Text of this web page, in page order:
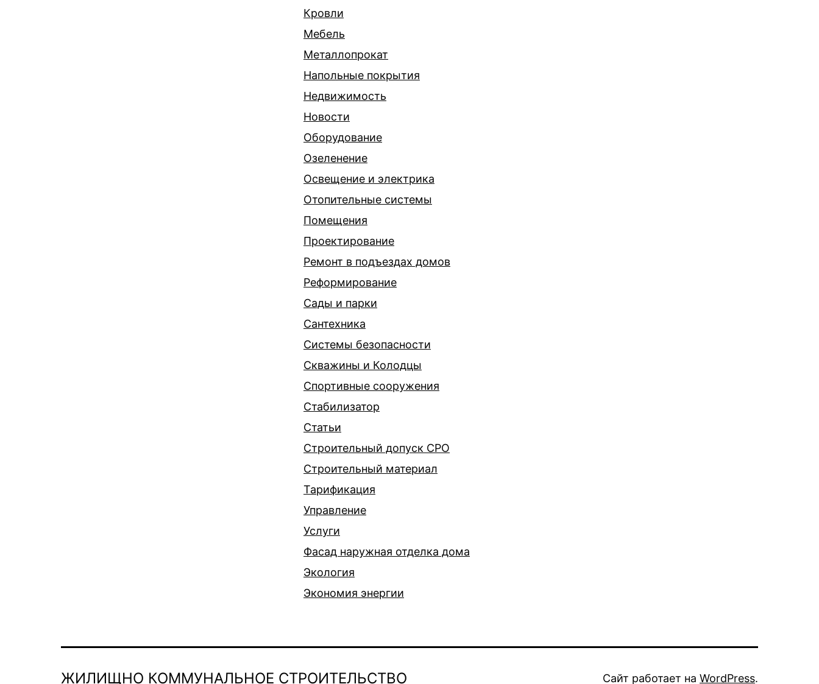
Кровли
Мебель
Металлопрокат
Напольные покрытия
Недвижимость
Новости
Оборудование
Озеленение
Освещение и электрика
Отопительные системы
Помещения
Проектирование
Ремонт в подъездах домов
Реформирование
Сады и парки
Сантехника
Системы безопасности
Скважины и Колодцы
Спортивные сооружения
Стабилизатор
Статьи
Строительный допуск СРО
Строительный материал
Тарификация
Управление
Услуги
Фасад наружная отделка дома
Экология
Экономия энергии
ЖИЛИЩНО КОММУНАЛЬНОЕ СТРОИТЕЛЬСТВО Сайт работает на WordPress.